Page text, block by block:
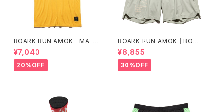
ROARK RUN AMOK｜MATHI
S CORE SS col.SUNBURST
¥7,040
20%OFF
ROARK RUN AMOK｜BOM
MER 2.0 7" Col.CHAPARRA
L
¥8,855
30%OFF